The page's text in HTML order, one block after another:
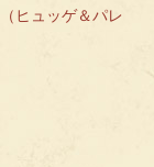
ヒュッゲ＆パレ